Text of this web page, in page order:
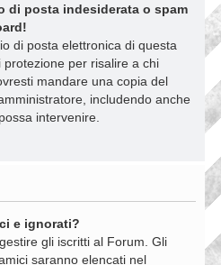
di posta indesiderata o spam
di posta elettronica di questa
per risalire a chi
mandare una copia del
includendo anche
intervenire.
e ignorati?
gli iscritti al Forum. Gli
saranno elencati nel